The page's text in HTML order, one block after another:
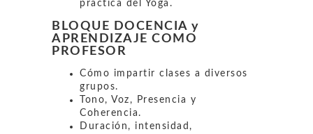
práctica del Yoga.
BLOQUE DOCENCIA y
APRENDIZAJE COMO
PROFESOR
Cómo impartir clases a diversos
grupos.
Tono, Voz, Presencia y
Coherencia.
Duración, intensidad,